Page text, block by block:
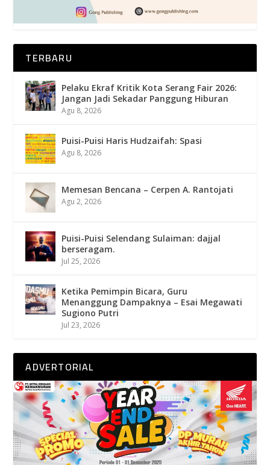
TERBARU
Pelaku Ekraf Kritik Kota Serang Fair 2026:
Jangan Jadi Sekadar Panggung Hiburan
Agu 8, 2026
Puisi-Puisi Haris Hudzaifah: Spasi
Agu 8, 2026
Memesan Bencana – Cerpen A. Rantojati
Agu 2, 2026
Puisi-Puisi Selendang Sulaiman: dajjal
berseragam.
Jul 25, 2026
Ketika Pemimpin Bicara, Guru
Menanggung Dampaknya – Esai Megawati
Sugiono Putri
Jul 23, 2026
ADVERTORIAL